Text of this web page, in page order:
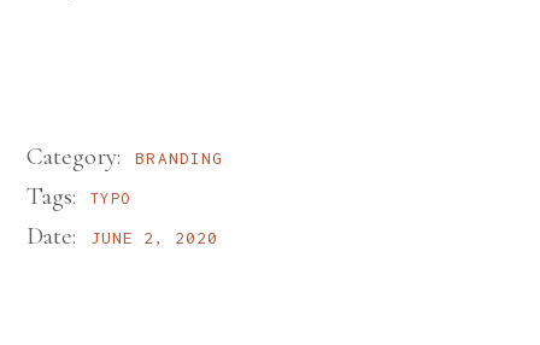
Category: BRANDING
Tags: TYPO
Date: JUNE 2, 2020